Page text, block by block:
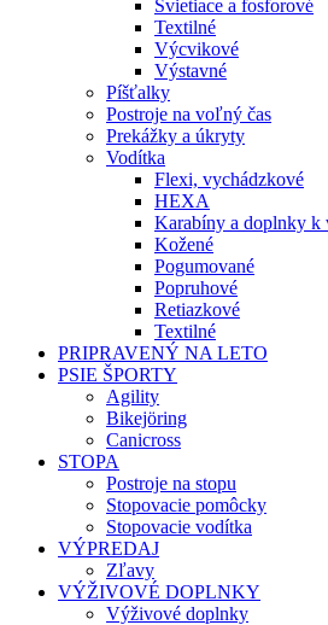
Svietiace a fosforové
Textilné
Výcvikové
Výstavné
Píšťalky
Postroje na voľný čas
Prekážky a úkryty
Vodítka
Flexi, vychádzkové
HEXA
Karabíny a doplnky k
Kožené
Pogumované
Popruhové
Retiazkové
Textilné
PRIPRAVENÝ NA LETO
PSIE ŠPORTY
Agility
Bikejöring
Canicross
STOPA
Postroje na stopu
Stopovacie pomôcky
Stopovacie vodítka
VÝPREDAJ
Zľavy
VÝŽIVOVÉ DOPLNKY
Výživové doplnky